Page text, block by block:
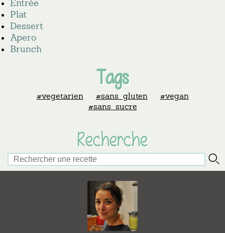
Entrée
Plat
Dessert
Apero
Brunch
Tags
#vegetarien #sans_gluten
#vegan
#sans_sucre
Recherche